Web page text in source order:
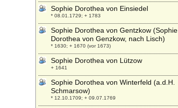
Sophie Dorothea von Einsiedel
* 08.01.1729; + 1783
Sophie Dorothea von Gentzkow (Sophie
Dorothea von Genzkow, nach Lisch)
* 1630; + 1670 (vor 1673)
Sophie Dorothea von Lützow
+ 1641
Sophie Dorothea von Winterfeld (a.d.H.
Schmarsow)
* 12.10.1709; + 09.07.1769